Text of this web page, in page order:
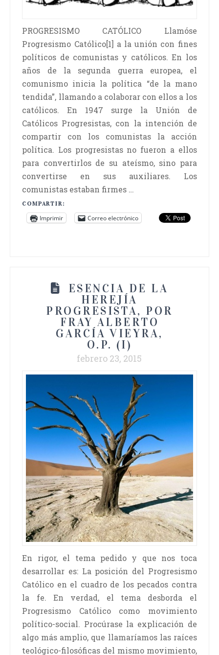
PROGRESISMO CATÓLICO Llamóse
Progresismo Católico[1] a la unión con fines
políticos de comunistas y católicos. En los
años de la segunda guerra europea, el
comunismo inicia la política “de la mano
tendida”, llamando a colaborar con ellos a los
católicos. En 1947 surge la Unión de
Católicos Progresistas, con la intención de
compartir con los comunistas la acción
política. Los progresistas no fueron a ellos
para convertirlos de su ateísmo, sino para
convertirse en sus auxiliares. Los
comunistas estaban firmes …
COMPARTIR:
Imprimir Correo electrónico
ESENCIA DE LA
HEREJÍA
PROGRESISTA, POR
FRAY ALBERTO
GARCÍA VIEYRA,
O.P. (I)
febrero 23, 2015
En rigor, el tema pedido y que nos toca
desarrollar es: La posición del Progresismo
Católico en el cuadro de los pecados contra
la fe. En verdad, el tema desborda el
Progresismo Católico como movimiento
político-social. Procúrase la explicación de
algo más amplio, que llamaríamos las raíces
teológico-filosóficas del mismo movimiento,